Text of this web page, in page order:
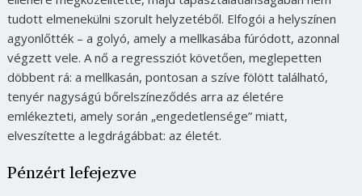
tudott elmenekülni szorult helyzetéből. Elfogói a helyszínen
agyonlőtték – a golyó, amely a mellkasába fúródott, azonnal
végzett vele. A nő a regressziót követően, meglepetten
döbbent rá: a mellkasán, pontosan a szíve fölött található,
tenyér nagyságú bőrelszíneződés arra az életére
emlékezteti, amely során „engedetlensége” miatt,
elveszítette a legdrágábbat: az életét.
Pénzért lefejezve